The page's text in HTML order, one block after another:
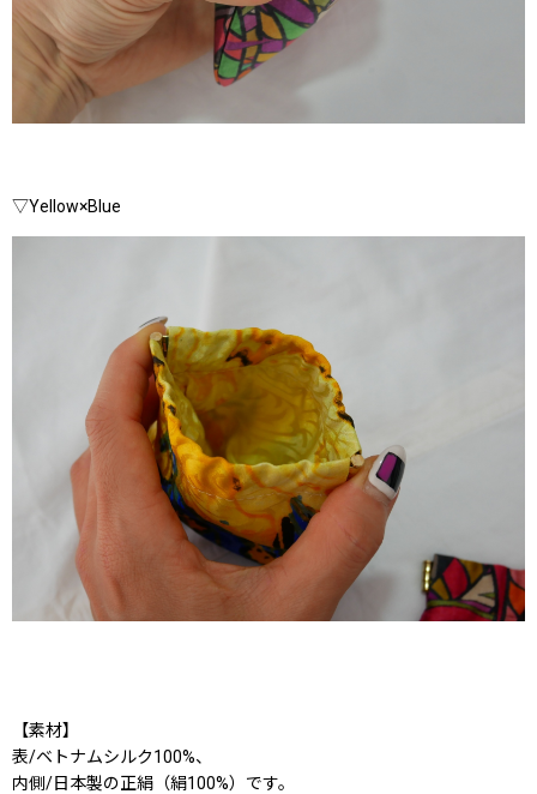
▽Yellow×Blue
【素材】
表/ベトナムシルク100%、
内側/日本製の正絹（絹100%）です。